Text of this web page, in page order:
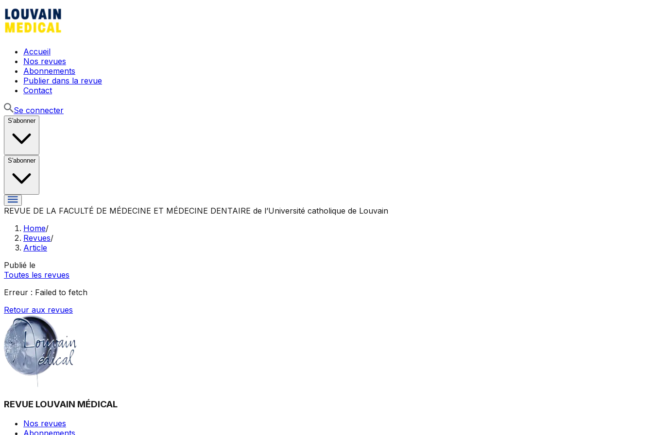
Accueil
Nos revues
Abonnements
Publier dans la revue
Contact
Se connecter
S'abonner
S'abonner
REVUE DE LA FACULTÉ DE MÉDECINE ET MÉDECINE DENTAIRE de l’Université catholique de Louvain
Home/
Revues/
Article
Publié le
Toutes les revues
Erreur : Failed to fetch
Retour aux revues
REVUE LOUVAIN MÉDICAL
Nos revues